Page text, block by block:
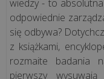
CASE
STUDY
Kawa
podawana
wiedzy - to
odpowiednie
się odbywa?
z książkami,
rozmaite badania
pierwszy